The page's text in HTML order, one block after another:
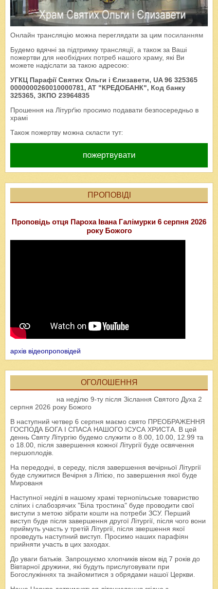
Онлайн трансляцію можна переглядати за цим посиланням
Будемо вдячні за підтримку трансляції, а також за Ваші
пожертви для необхідних потреб нашого храму, які Ви
можете надіслати за такою адресою:
УГКЦ Парафії Святих Ольги і Єлизавети, UA 96 325365
0000000260010000781, AT "КРЕДОБАНК", Код банку
325365, ЗКПО 23964835
Прошення на Літурґію просимо подавати безпосередньо в
храмі
Також пожертву можна скласти тут:
пожертвувати
ПРОПОВІДІ
Проповідь отця Пароха Івана Галімурки 6 серпня 2026
року Божого
архів відеопроповідей
ОГОЛОШЕННЯ
на неділю 9-ту після Зіслання Святого Духа 2
серпня 2026 року Божого
В наступний четвер 6 серпня маємо свято ПРЕОБРАЖЕННЯ
ГОСПОДА БОГА І СПАСА НАШОГО ІСУСА ХРИСТА. В цей
деннь Святу Літургію будемо служити о 8.00, 10.00, 12.99 та
о 18.00, після завершення кожної Літургії буде освячення
першоплодів.
На передодні, в середу, після завершення вечірньої Літургії
буде служитися Вечірня з Літією, по завершення якої буде
Мированя
Наступної неділі в нашому храмі тернопільське товариство
сліпих і слабозрячих "Біла тростина" буде проводити свої
виступи з метою зібрати кошти на потреби ЗСУ. Перший
виступ буде після завершення другої Літургії, після чого вони
приймуть участь у третій Літургії, після звершення якої
проведуть наступний виступ. Просимо наших парафіян
прийняти участь в цих заходах.
До уваги батьків. Запрошуємо хлопчиків віком від 7 років до
Вівтарної дружини, які будуть прислуговувати при
Богослужіннях та знайомитися з обрядами нашої Церкви.